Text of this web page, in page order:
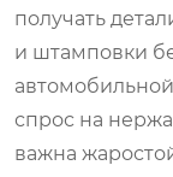
получать
и штамповки
спрос на
важна